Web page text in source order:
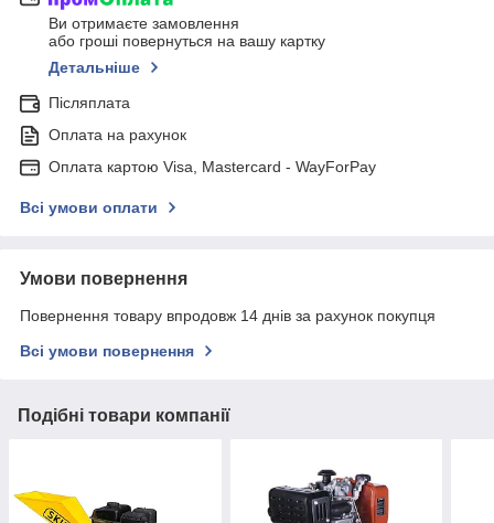
Ви отримаєте замовлення
або гроші повернуться на вашу картку
Детальніше
Післяплата
Оплата на рахунок
Оплата картою Visa, Mastercard - WayForPay
Всі умови оплати
Умови повернення
Повернення товару впродовж 14 днів за рахунок покупця
Всі умови повернення
Подібні товари компанії